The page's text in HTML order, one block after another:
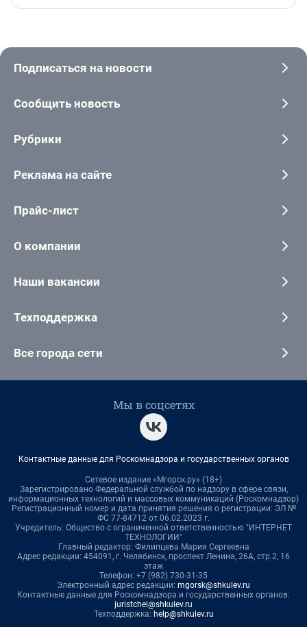
Подписаться на новости
Сообщить новость
Рубрики
Реклама на сайте
Прайс-лист
О компании
Наши вакансии
Техподдержка
Все города сети
Мы в соцсетях
Контактные данные для Роскомнадзора и государственных органов
Сетевое издание «Мгорск.ру» (18+)
Зарегистрировано Федеральной службой по надзору в сфере связи,
информационных технологий и массовых коммуникаций (Роскомнадзор)
Регистрационный номер и дата принятия решения о регистрации: ЭЛ №
ФС 77-84712 от 06.02.2023 г.
Учредитель: Общество с ограниченной ответственностью "ИНТЕРНЕТ
ТЕХНОЛОГИИ"
Главный редактор: Филипцева Мария Сергеевна
Адрес редакции: 454091, г. Челябинск, проспект Ленина, 26А, стр.2, 16
этаж
Телефон: +7 (982) 730-31-35
Электронный адрес редакции: mgorsk@shkulev.ru
Контактные данные для Роскомнадзора и государственных органов:
juristchel@shkulev.ru
Техподдержка: help@shkulev.ru